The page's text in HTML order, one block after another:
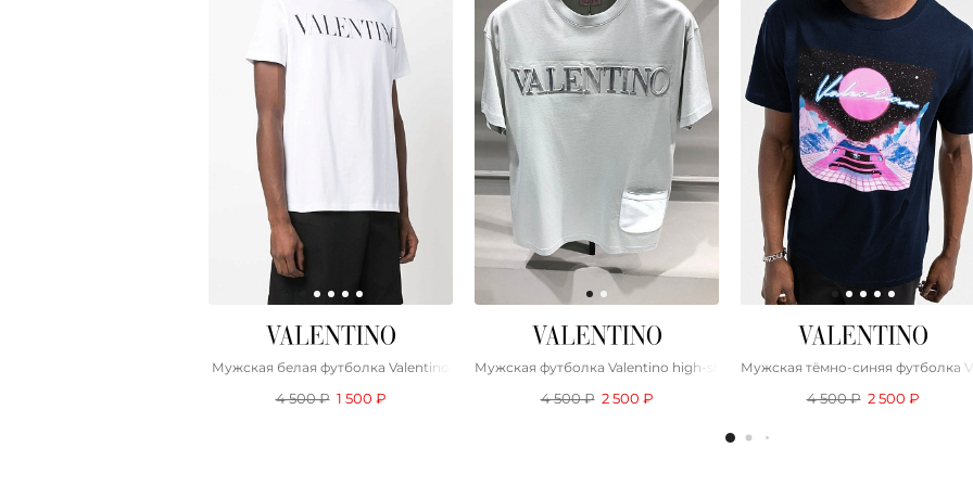
Мужская белая футболка Valentino
4 500 ₽ 1 500 ₽
Мужская футболка Valentino high-shine logo - Light Green
4 500 ₽ 2 500 ₽
Мужская тёмно-синяя футболка
4 500 ₽ 2 500 ₽